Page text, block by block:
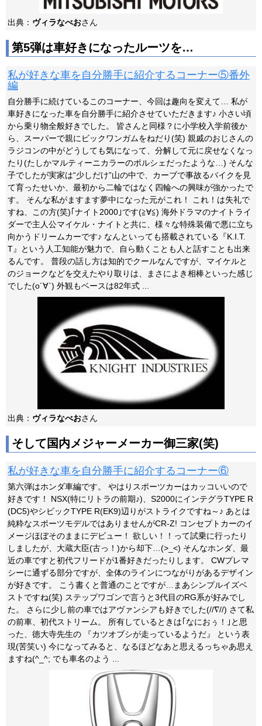
出典： ヴィラなべおさん
第5弾は車好きになったルーツを…
私が好きな車を自分勝手に紹介するコーナー⑤番外
編
自分勝手に続けているこのコーナー、今回は趣向を変えて… 私が
車好きになった車を自分勝手に紹介させていただきます♪ 小さい頃
から乗り物全般好きでした。 皆さんと同様？に小学校入学前後か
ら、スーパーで親にビックワンガムをねだり(笑) 親戚のおじさんの
ラジコンの中がどうしても気になって、分解して元に戻せなくなっ
たり(たしかマルティーニカラーのポルシェだったような…) そんな
子でしたが実家は“少しだけ”山の中で、カーブで事故るバイクを見
て育ったせいか、最初から二輪ではなく四輪への興味が強かったで
す。 そんな私がますます夢中になった元がこれ！ これ！は失礼で
すね、この方(笑)｢ナイト2000｣です(≧∀≦) 海外ドラマのナイトライ
ダーで主人公マイケル・ナイトと共に、様々な特殊装備で悪に立ち
向かうドリームカーです♪ なんといっても搭載されている『K.I.T.
T』という人工知能が魅力で、自ら動くことも人と話すことも出来
るんです。 普段の話し方は知的でクールなんですが、マイケルと
のジョークなどを交えたやり取りは、まさによき相棒といった感じ
でした(o´∀`) 外観もベースは82年式 ...
出典： ヴィラなべおさん
そして国内メジャーメーカー御三家(笑)
私が好きな車を自分勝手に紹介するコーナー⑥
第六弾はホンダ車編です。 やはりスポーツカーはカッコいいので
好きです！ NSX(特にリトラの前期♪)、S2000にインテグラTYPE R
(DC5)やシビックTYPE R(EK9)辺りがストライクですね～♪ あとは
純粋なスポーツモデルではありませんがCR-Z! コンセプトカーのイ
メージほぼそのままにデビュー！ 欲しい！！って試乗に行ったり
しましたが、大蔵大臣(古っ！)から却下…(>_<) そんなホンダ、最
近の車ですと初代フリードが1番好きだったりします。 CWプレマ
シーに通ずる部分ですが、全体のラインにつながりがあるデザイン
が好きです。 こう書くと普通のことですが…まあシンプルイズベ
ストですね(笑) ステップワゴンで言うと3代目のRG系が好みでし
た。 さらに少し前の車ではアヴァンシアも好きでした(//∇//) さて私
の前車、初代ストリーム。 所有しているときは｢なにおぅ！｣と思
った、徳大寺先生の 『カツオブシが走っているようだ』 という表
現(苦笑い) 今になってみると、なるほどなあと思えるっちゃあ思え
ますね(^_^; でも車名のよう ...